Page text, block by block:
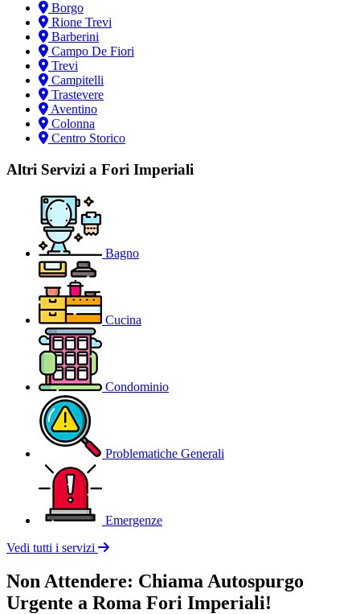
Borgo
Rione Trevi
Barberini
Campo De Fiori
Trevi
Campitelli
Trastevere
Aventino
Colonna
Centro Storico
Altri Servizi a Fori Imperiali
Bagno
Cucina
Condominio
Problematiche Generali
Emergenze
Vedi tutti i servizi
Non Attendere: Chiama Autospurgo
Urgente a Roma Fori Imperiali!